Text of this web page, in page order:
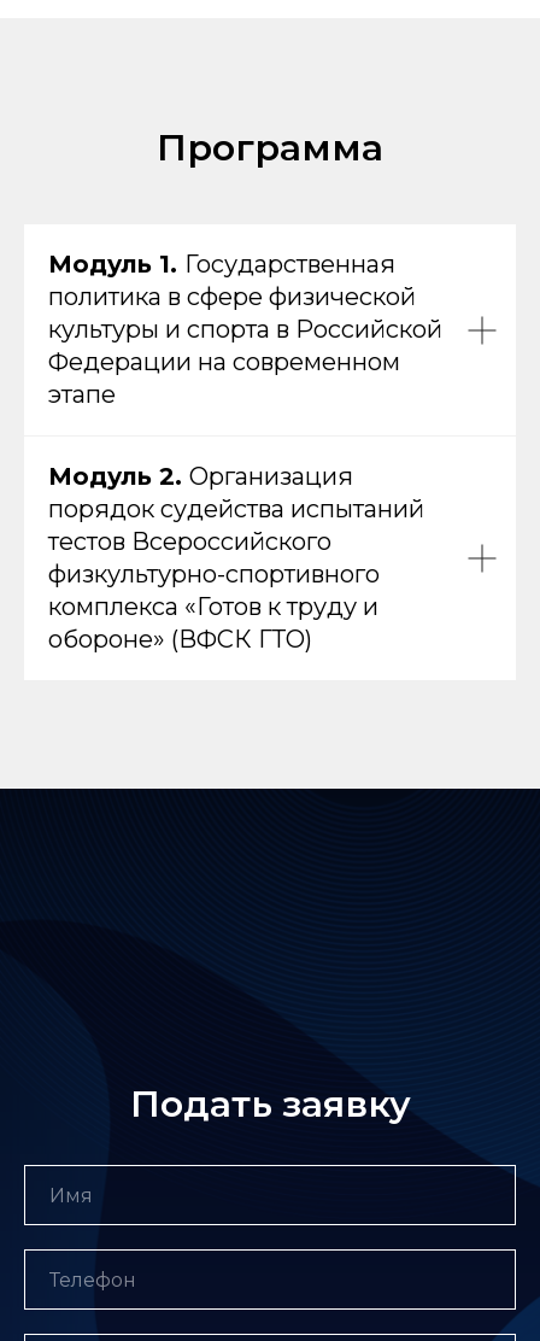
Программа
Модуль 1. Государственная
политика в сфере физической
культуры и спорта в Российской
Федерации на современном
этапе
Модуль 2. Организация
порядок судейства испытаний
тестов Всероссийского
физкультурно-спортивного
комплекса «Готов к труду и
обороне» (ВФСК ГТО)
Подать заявку